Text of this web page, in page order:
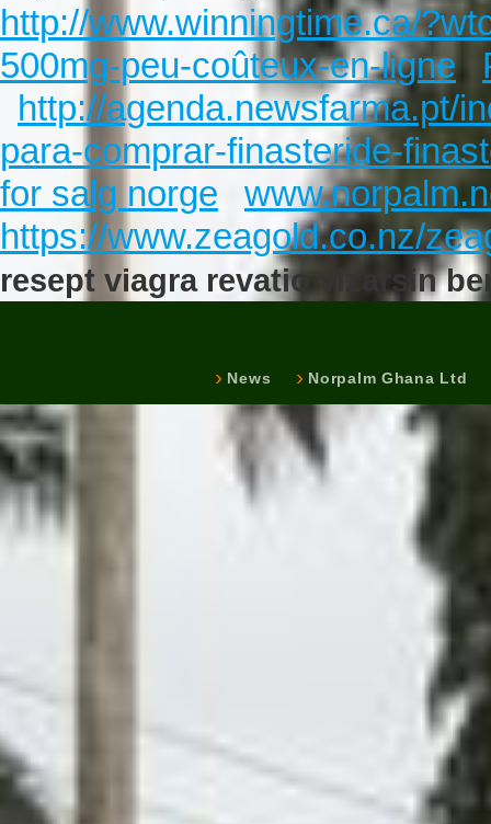
http://www.winningtime.ca/
500mg-peu-coûteux-en-ligne
http://agenda.newsfarma.pt/
para-comprar-finasteride-
for salg norge
https://www.zeagold.co.nz/
resept viagra revatio vizarsin
News Norpalm Ghana Ltd